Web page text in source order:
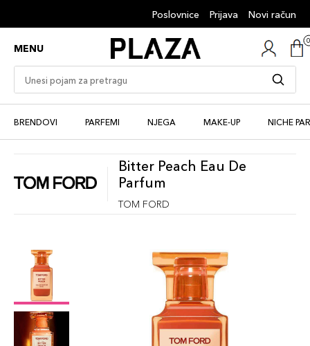
Poslovnice Prijava Novi račun
MENU
BRENDOVI PARFEMI NJEGA MAKE-UP NICHE
Bitter Peach Eau De
Parfum
TOM FORD